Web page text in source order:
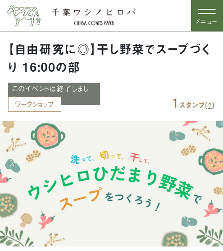
メニュー
【自由研究に◎】干し野菜でスープづく
り 16:00の部
このイベントは終了しまし
たワークショップ 1 スタンプ(?)